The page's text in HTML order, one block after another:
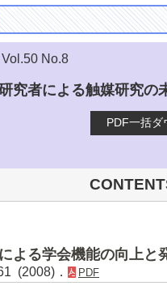
No.8
究者による触媒研究の
PDF一括ダ
よる学会機能の向上と
(2008)． PDF